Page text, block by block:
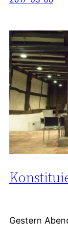
Gestern